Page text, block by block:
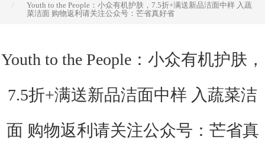
Youth to the People：小众有机护肤，7.5折+满送新品洁面中样 入蔬
菜洁面 购物返利请关注公众号：芒省真好省
Youth to the People：小众有机护肤，
7.5折+满送新品洁面中样 入蔬菜洁
面 购物返利请关注公众号：芒省真